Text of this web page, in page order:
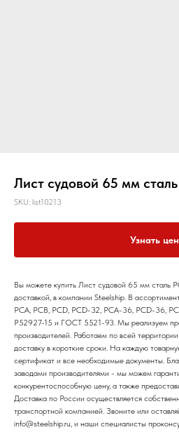
Лист судовой 65 мм
SKU: list10213
Узнать
Вы можете купить Лист судовой 65 мм сталь
доставкой, в компании Steelship. В
РСА, РСВ, РСD, РСD-32, РСА-36, РСD-36,
Р52927-15 и ГОСТ 5521-93. Мы реализуем
производителей. Работаем по всей
доставку в короткие сроки. На каждую
сертификат и все необходимые документы.
заводами производителями - мы можем
конкурентоспособную цену, а также
Доставка по России осуществляется
транспортной компанией. Звоните или
info@steelship.ru, и наши специалисты